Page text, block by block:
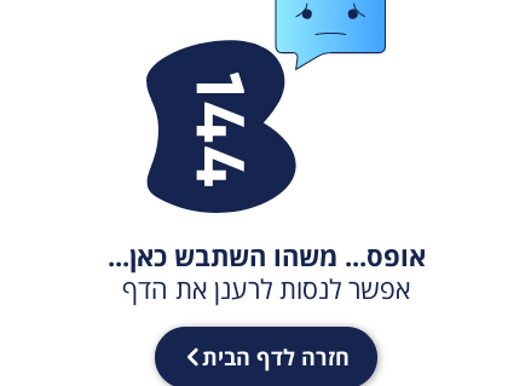
אופס... משהו השתבש כאן...
אפשר לנסות לרענן את הדף
חזרה לדף הבית